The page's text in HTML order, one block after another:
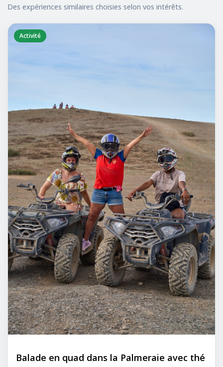
Des expériences similaires choisies selon vos intérêts.
Activité
Balade en quad dans la Palmeraie avec thé